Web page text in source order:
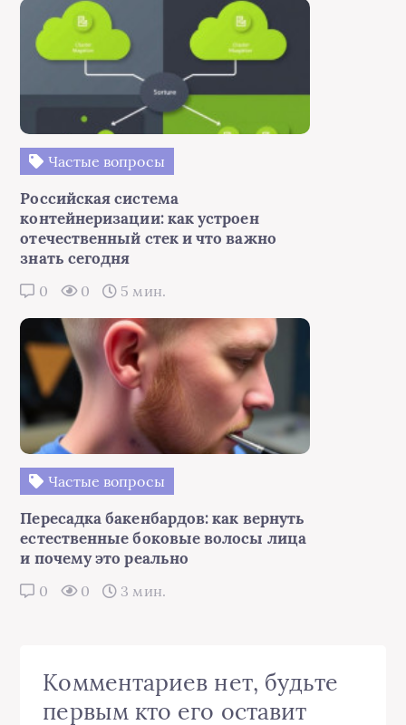
Частые вопросы
Российская система
контейнеризации: как устроен
отечественный стек и что важно
знать сегодня
0 0 5 мин.
Частые вопросы
Пересадка бакенбардов: как вернуть
естественные боковые волосы лица
и почему это реально
0 0 3 мин.
Комментариев нет, будьте
первым кто его оставит